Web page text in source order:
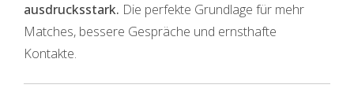
ausdrucksstark. Die perfekte Grundlage für mehr
Matches, bessere Gespräche und ernsthafte
Kontakte.